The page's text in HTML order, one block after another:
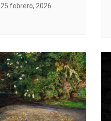
25 febrero, 2026